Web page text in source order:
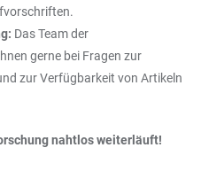
Das Team der
gerne bei Fragen zur
zur Verfügbarkeit von Artikeln
nahtlos weiterläuft!